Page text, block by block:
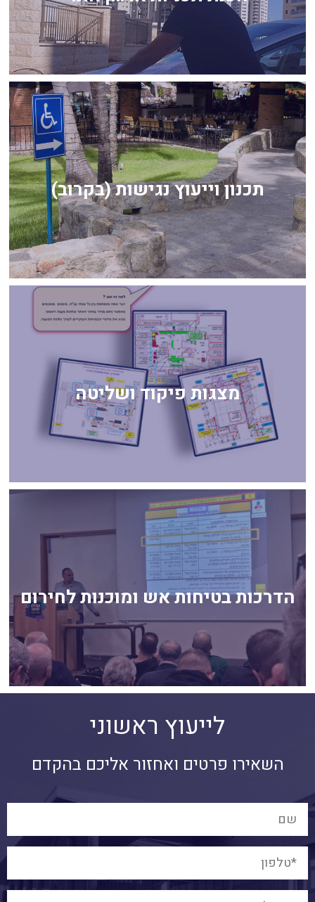
תכנון וייעוץ נגישות (בקרוב)
לכל תכנון וייעוץ נגישות (בקרוב)
לחץ כאן
מצגות פיקוד ושליטה
מצגות פיקוד ושליטה
לחץ כאן
הדרכות בטיחות אש ומוכנות לחירום
הדרכות בטיחות אש ומוכנות לחירום
לחץ כאן
לייעוץ ראשוני
השאירו פרטים ואחזור אליכם בהקדם